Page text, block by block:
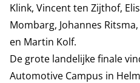
Klink, Vincent ten Zijthof,
Mombarg, Johannes
en Martin Kolf.
De grote landelijke finale
Automotive Campus in